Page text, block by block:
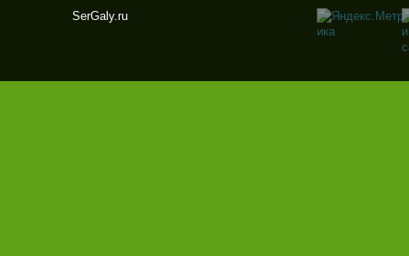
y.ru
SerGaly.ru